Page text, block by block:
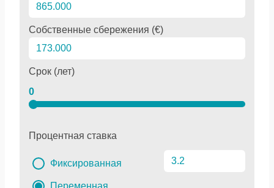
Собственные сбережения (€)
Срок (лет)
0
Процентная ставка
Фиксированная
Переменная